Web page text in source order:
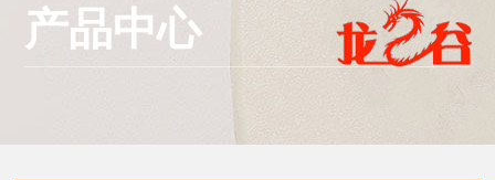
产品中心